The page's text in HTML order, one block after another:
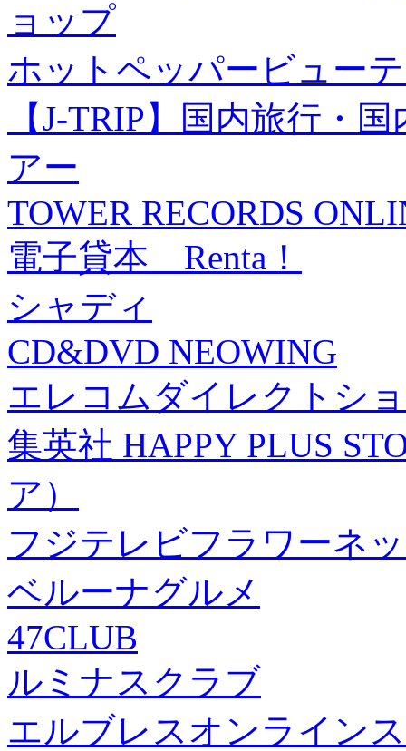
ョップ
ホットペッパービュー
【J-TRIP】国内旅行・
アー
TOWER RECORDS
電子貸本 Renta！
シャディ
CD&DVD NEOWING
エレコムダイレクトシ
集英社 HAPPY PLUS
ア）
フジテレビフラワーネ
ベルーナグルメ
47CLUB
ルミナスクラブ
エルブレスオンライン